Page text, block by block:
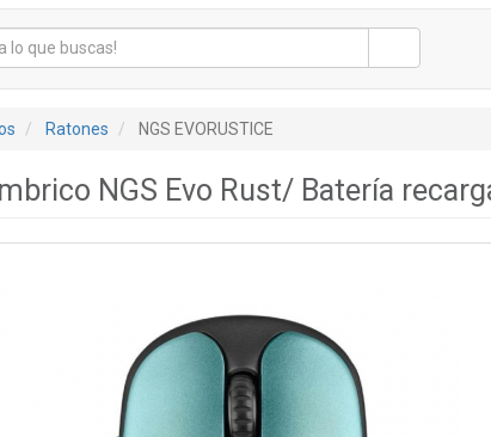
Ratones NGS EVORUSTICE
NGS Evo Rust/ Batería